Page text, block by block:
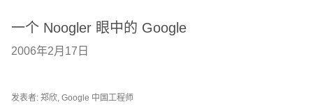
一个 Noogler 眼中的 Google
2006年2月17日
发表者: 郑欣, Google 中国工程师